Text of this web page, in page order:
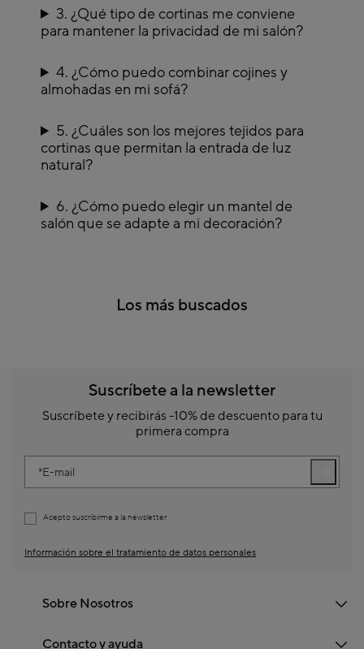
Las cortinas suavizan la luz y añaden privacidad. Hay opciones
semitransparentes que dejan pasar el sol sin invadir el espacio, o modelos más
gruesos que protegen del frío y dan un toque de sofisticación. Deja que el
textil del suelo y los muebles dialoguen con el que cubre la ventana.
3. ¿Qué tipo de cortinas me conviene
para mantener la privacidad de mi salón?
4. ¿Cómo puedo combinar cojines y
almohadas en mi sofá?
5. ¿Cuáles son los mejores tejidos para
cortinas que permitan la entrada de luz
natural?
6. ¿Cómo puedo elegir un mantel de
salón que se adapte a mi decoración?
Los más buscados
Suscríbete a la newsletter
Suscríbete y recibirás -10% de descuento para tu
primera compra
E-mail
Acepto suscribirme a la newsletter
Información sobre el tratamiento de datos personales
Sobre Nosotros
Contacto y ayuda